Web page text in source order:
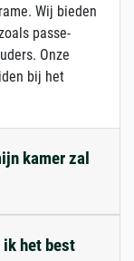
Wij bieden
passe-
Onze
bij het
kamer zal
het best